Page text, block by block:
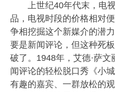
上世纪40年代末，电视
品，电视时段的价格相对
争相挖掘这个新媒介的潜
要是新闻评论，但这种死
破了。1948年，艾德·萨
闻评论的轻松脱口秀《小
有趣的嘉宾、一群放松的